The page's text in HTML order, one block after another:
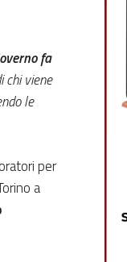
fa
chi viene
le
per
a